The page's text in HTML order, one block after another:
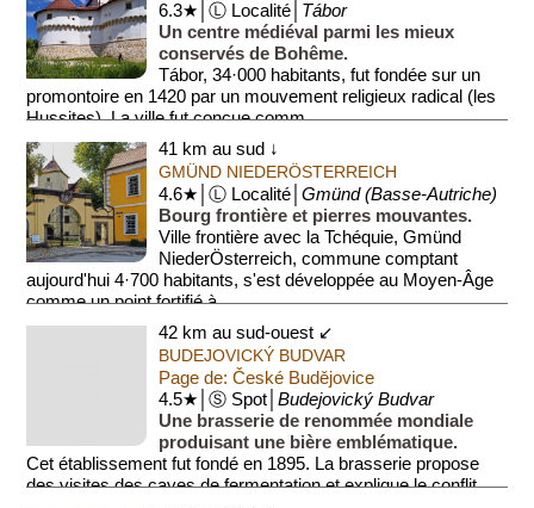
6.3★│Ⓛ Localité│ Tábor
Un centre médiéval parmi les mieux
conservés de Bohême.
Tábor, 34·000 habitants, fut fondée sur un
promontoire en 1420 par un mouvement religieux radical (les
Hussites). La ville fut conçue comm...
41 km au sud ↓
GMÜND NIEDERÖSTERREICH
4.6★│Ⓛ Localité│Gmünd (Basse-Autriche)
Bourg frontière et pierres mouvantes.
Ville frontière avec la Tchéquie, Gmünd
NiederÖsterreich, commune comptant
aujourd'hui 4·700 habitants, s'est développée au Moyen-Âge
comme un point fortifié à...
42 km au sud-ouest ↙
BUDEJOVICKÝ BUDVAR
Page de: České Budějovice
4.5★│Ⓢ Spot│Budejovický Budvar
Une brasserie de renommée mondiale
produisant une bière emblématique.
Cet établissement fut fondé en 1895. La brasserie propose
des visites des caves de fermentation et explique le conflit